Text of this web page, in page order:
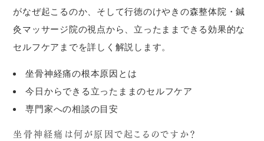
がなぜ起こるのか、そして行徳のけやきの森整体院・鍼
灸マッサージ院の視点から、立ったままできる効果的な
セルフケアまでを詳しく解説します。
坐骨神経痛の根本原因とは
今日からできる立ったままのセルフケア
専門家への相談の目安
坐骨神経痛は何が原因で起こるのですか？